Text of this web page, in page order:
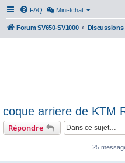
FAQ Mini-tchat
Forum SV650-SV1000
coque arriere de KTM
Répondre
25